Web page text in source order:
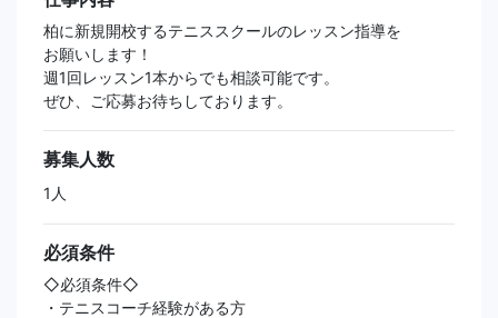
柏に新規開校するテニススクールのレッスン指導を
お願いします！
週1回レッスン1本からでも相談可能です。
ぜひ、ご応募お待ちしております。
募集人数
1人
必須条件
◇必須条件◇
・テニスコーチ経験がある方